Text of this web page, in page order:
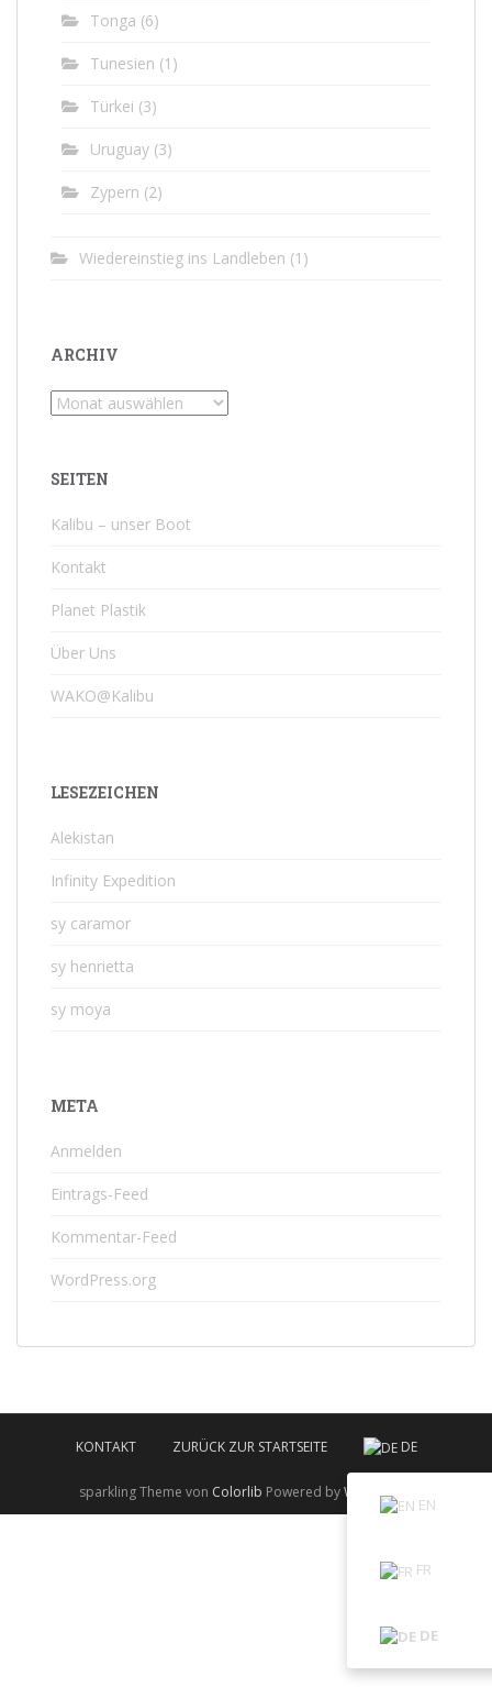
Tonga (6)
Tunesien (1)
Türkei (3)
Uruguay (3)
Zypern (2)
Wiedereinstieg ins Landleben (1)
ARCHIV
Archiv
SEITEN
Kalibu – unser Boot
Kontakt
Planet Plastik
Über Uns
WAKO@Kalibu
LESEZEICHEN
Alekistan
Infinity Expedition
sy caramor
sy henrietta
sy moya
META
Anmelden
Eintrags-Feed
Kommentar-Feed
WordPress.org
KONTAKT ZURÜCK ZUR STARTSEITE DE
EN
FR
DE
sparkling Theme von Colorlib Powered byWordPress